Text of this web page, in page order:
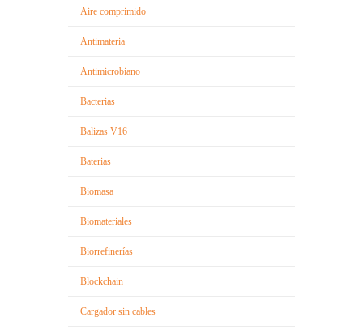
Aire comprimido
Antimateria
Antimicrobiano
Bacterias
Balizas V16
Baterias
Biomasa
Biomateriales
Biorrefinerías
Blockchain
Cargador sin cables